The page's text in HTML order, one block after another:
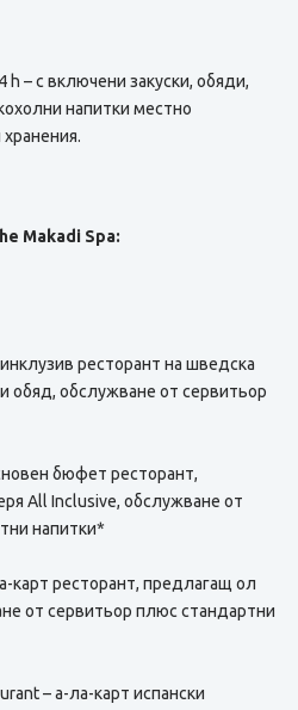
h – с включени закуски, обяди,
напитки местно
Makadi Spa:
ресторант на шведска
обяд, обслужване от сервитьор
бюфет ресторант,
All Inclusive, обслужване от
напитки*
карт ресторант, предлагащ ол
от сервитьор плюс стандартни
– а-ла-карт испански